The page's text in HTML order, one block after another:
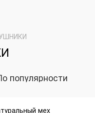
популярности